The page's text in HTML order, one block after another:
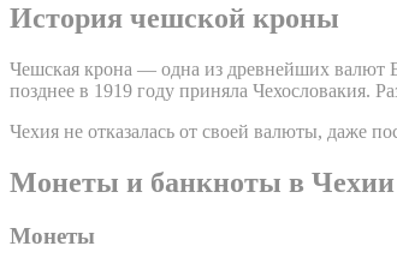
История чешской кроны
Чешская крона — одна из древнейших валют
позднее в 1919 году приняла Чехословакия.
Чехия не отказалась от своей валюты, даже
Монеты и банкноты в Чехии
Монеты